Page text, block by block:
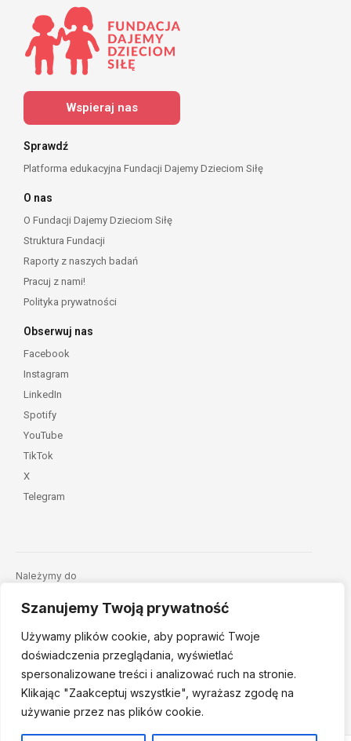
Szanujemy Twoją prywatność
Używamy plików cookie, aby poprawić Twoje
doświadczenia przeglądania, wyświetlać
spersonalizowane treści i analizować ruch na stronie.
Klikając "Zaakceptuj wszystkie", wyrażasz zgodę na
używanie przez nas plików cookie.
Wspieraj nas
Sprawdź
Platforma edukacyjna Fundacji Dajemy Dzieciom Siłę
O nas
O Fundacji Dajemy Dzieciom Siłę
Struktura Fundacji
Raporty z naszych badań
Pracuj z nami!
Polityka prywatności
Obserwuj nas
Facebook
Instagram
LinkedIn
Spotify
YouTube
TikTok
X
Telegram
Należymy do
© 2026 Fundacja Dajemy Dzieciom Siłę • Projekt: nordmind.pl